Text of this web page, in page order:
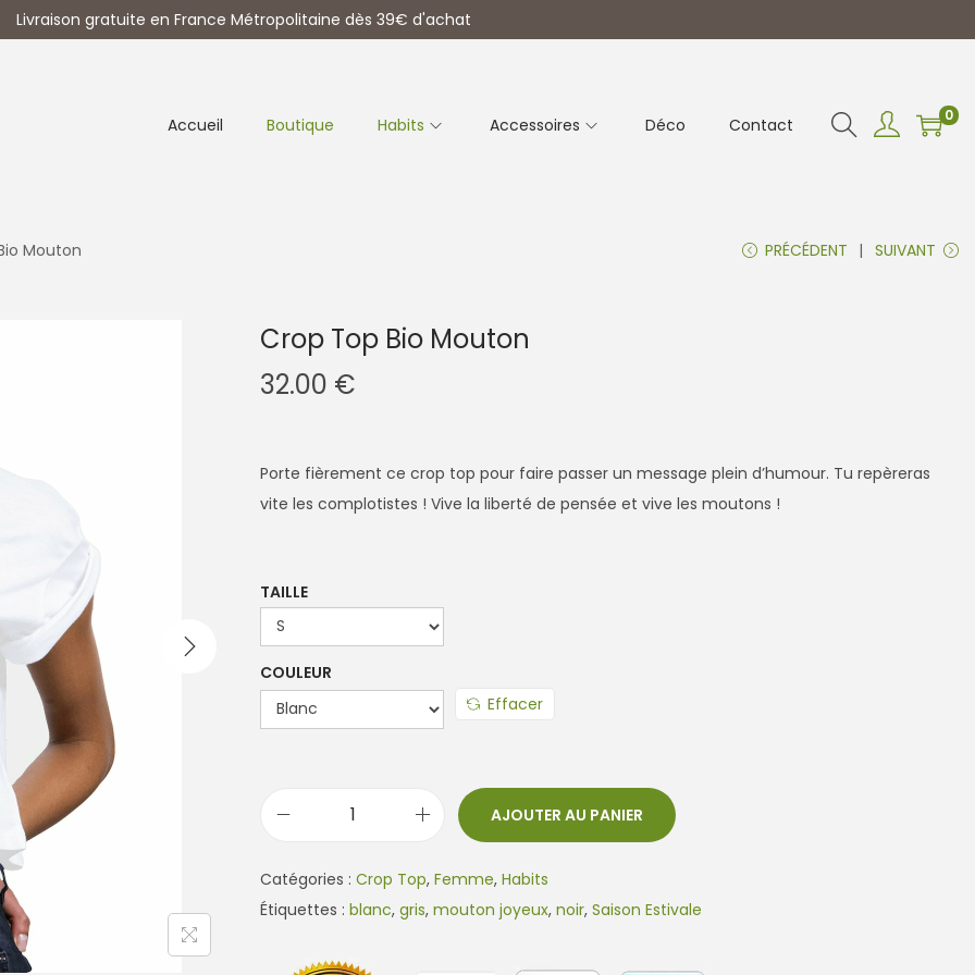
Livraison gratuite en France Métropolitaine dès 39€ d'achat
Accueil Boutique Habits Accessoires Déco Contact 0
Mouton PRÉCÉDENT SUIVANT
Crop Top Bio Mouton
32.00 €
Porte fièrement ce crop top pour faire passer un message plein d’humour. Tu repèreras
vite les complotistes ! Vive la liberté de pensée et vive les moutons !
TAILLE
COULEUR
Effacer
a
n
AJOUTER AU PANIER
Catégories : Crop Top, Femme, Habits
Étiquettes : blanc, gris, mouton joyeux, noir, Saison Estivale